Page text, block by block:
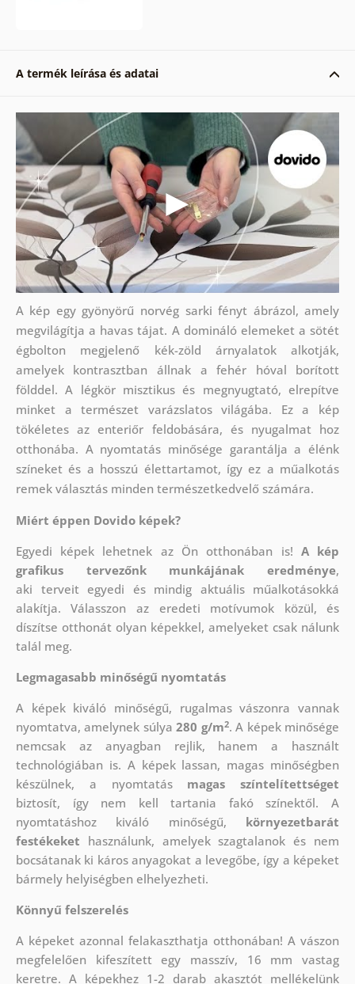
A termék leírása és adatai
A kép egy gyönyörű norvég sarki fényt ábrázol, amely
megvilágítja a havas tájat. A domináló elemeket a sötét
égbolton megjelenő kék-zöld árnyalatok alkotják,
amelyek kontrasztban állnak a fehér hóval borított
földdel. A légkör misztikus és megnyugtató, elrepítve
minket a természet varázslatos világába. Ez a kép
tökéletes az enteriőr feldobására, és nyugalmat hoz
otthonába. A nyomtatás minősége garantálja a élénk
színeket és a hosszú élettartamot, így ez a műalkotás
remek választás minden természetkedvelő számára.
Miért éppen Dovido képek?
Egyedi képek lehetnek az Ön otthonában is! A kép
grafikus tervezőnk munkájának eredménye,
aki terveit egyedi és mindig aktuális műalkotásokká
alakítja. Válasszon az eredeti motívumok közül, és
díszítse otthonát olyan képekkel, amelyeket csak nálunk
talál meg.
Legmagasabb minőségű nyomtatás
A képek kiváló minőségű, rugalmas vászonra vannak
nyomtatva, amelynek súlya280 g/m2. A képek minősége
nemcsak az anyagban rejlik, hanem a használt
technológiában is. A képek lassan, magas minőségben
készülnek, a nyomtatás magas színtelítettséget
biztosít, így nem kell tartania fakó színektől. A
nyomtatáshoz kiváló minőségű, környezetbarát
festékeket használunk, amelyek szagtalanok és nem
bocsátanak ki káros anyagokat a levegőbe, így a képeket
bármely helyiségben elhelyezheti.
Könnyű felszerelés
A képeket azonnal felakaszthatja otthonában! A vászon
megfelelően kifeszített egy masszív, 16 mm vastag
keretre. A képekhez 1-2 darab akasztót mellékelünk